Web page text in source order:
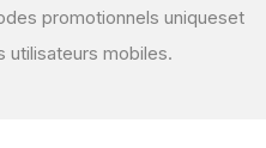
promotionnels uniqueset
utilisateurs mobiles.